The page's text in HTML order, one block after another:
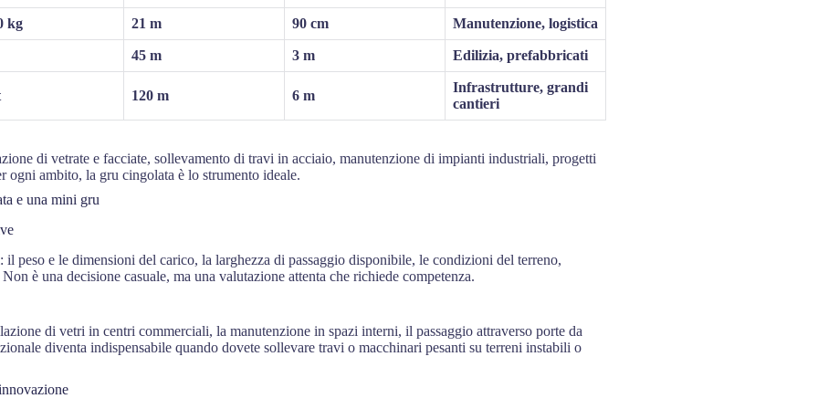
kg 21 m 90 cm Manutenzione, logistica
45 m 3 m Edilizia, prefabbricati
120 m 6 m
Infrastrutture, grandi
cantieri
di vetrate e facciate, sollevamento di travi in acciaio, manutenzione di impianti industriali, progetti
ogni ambito, la gru cingolata è lo strumento ideale.
e una mini gru
peso e le dimensioni del carico, la larghezza di passaggio disponibile, le condizioni del terreno,
è una decisione casuale, ma una valutazione attenta che richiede competenza.
di vetri in centri commerciali, la manutenzione in spazi interni, il passaggio attraverso porte da
diventa indispensabile quando dovete sollevare travi o macchinari pesanti su terreni instabili o